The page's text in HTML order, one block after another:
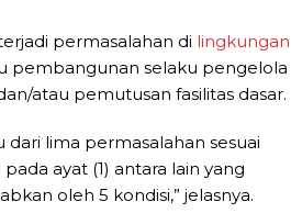
permasalahan di lingkungan
pembangunan selaku pengelola
atau pemutusan fasilitas dasar.
dari lima permasalahan sesuai
ayat (1) antara lain yang
oleh 5 kondisi,” jelasnya.